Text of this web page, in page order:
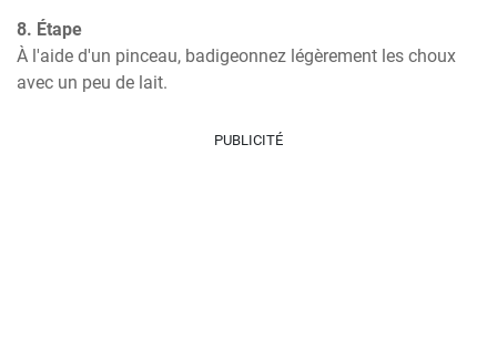
8. Étape
À l'aide d'un pinceau, badigeonnez légèrement les choux
avec un peu de lait.
PUBLICITÉ